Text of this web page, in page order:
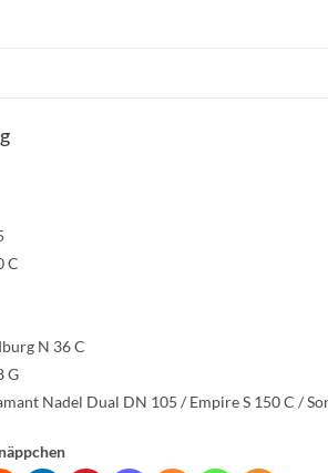
C
N 36 C
G
Nadel Dual DN 105 / Empire S 150 C /